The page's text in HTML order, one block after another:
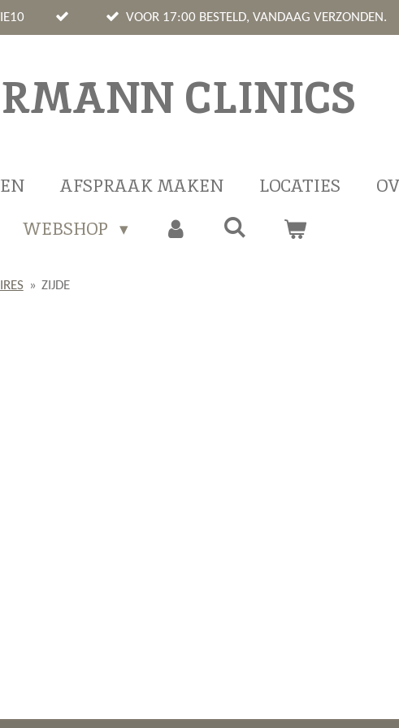
VOOR 17:00 BESTELD, VANDAAG VERZONDEN.
CLINICS
AFSPRAAK MAKEN LOCATIES
WEBSHOP
» ZIJDE